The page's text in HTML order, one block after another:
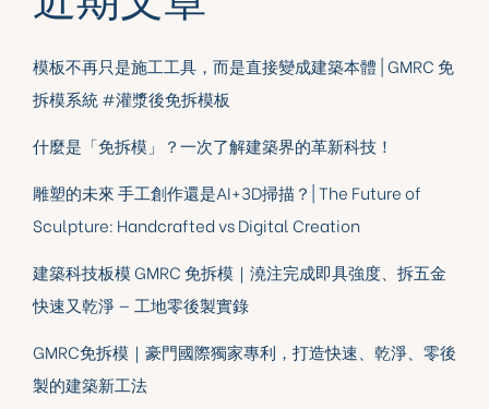
模板不再只是施工工具，而是直接變成建築本體 | GMRC 免
拆模系統 #灌漿後免拆模板
什麼是「免拆模」？一次了解建築界的革新科技！
雕塑的未來 手工創作還是AI+3D掃描？| The Future of
Sculpture: Handcrafted vs Digital Creation
建築科技板模 GMRC 免拆模｜澆注完成即具強度、拆五金
快速又乾淨 — 工地零後製實錄
GMRC免拆模｜豪門國際獨家專利，打造快速、乾淨、零後
製的建築新工法